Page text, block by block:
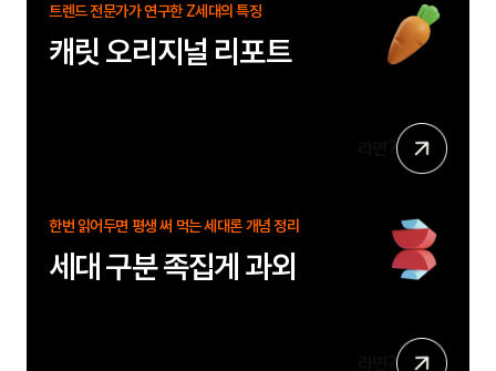
트렌드 전문가가 연구한 Z세대의 특징
캐릿 오리지널 리포트
상
세
기
한번 읽어두면 평생 써 먹는 세대론 개념 정리
세대 구분 족집게 과외
상